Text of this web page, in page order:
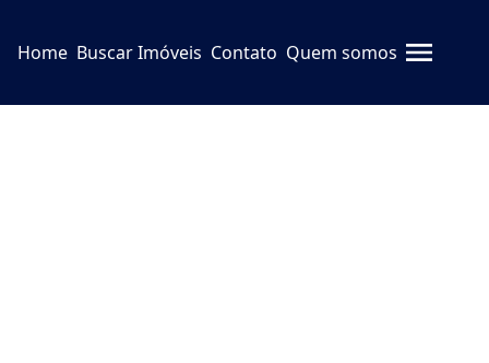
Home Buscar Imóveis Contato Quem somos